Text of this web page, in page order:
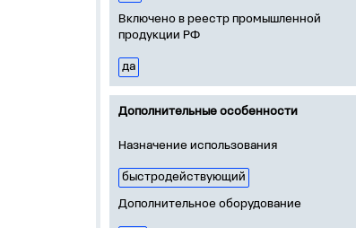
Включено в реестр промышленной
продукции РФ
да
Дополнительные особенности
Назначение использования
быстродействующий
Дополнительное оборудование